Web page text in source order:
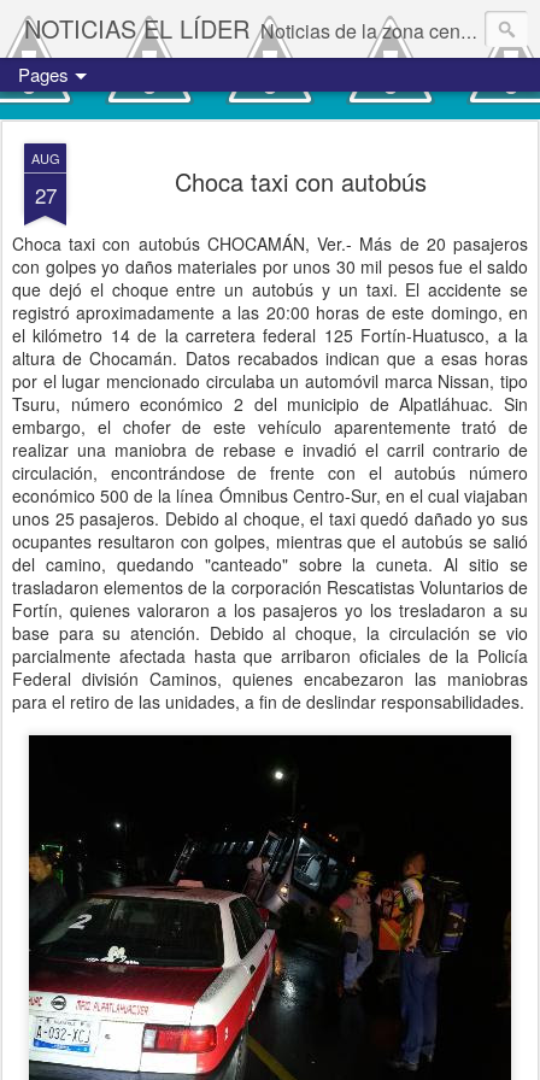
NOTICIAS EL LÍDER Noticias de la zona centro del estado de Veracruz.
Pages
AUG
27 Choca taxi con autobús
Choca taxi con autobús CHOCAMÁN, Ver.- Más de 20 pasajeros
con golpes yo daños materiales por unos 30 mil pesos fue el saldo
que dejó el choque entre un autobús y un taxi. El accidente se
registró aproximadamente a las 20:00 horas de este domingo, en
el kilómetro 14 de la carretera federal 125 Fortín-Huatusco, a la
altura de Chocamán. Datos recabados indican que a esas horas
por el lugar mencionado circulaba un automóvil marca Nissan, tipo
Tsuru, número económico 2 del municipio de Alpatláhuac. Sin
embargo, el chofer de este vehículo aparentemente trató de
realizar una maniobra de rebase e invadió el carril contrario de
circulación, encontrándose de frente con el autobús número
económico 500 de la línea Ómnibus Centro-Sur, en el cual viajaban
unos 25 pasajeros. Debido al choque, el taxi quedó dañado yo sus
ocupantes resultaron con golpes, mientras que el autobús se salió
del camino, quedando "canteado" sobre la cuneta. Al sitio se
trasladaron elementos de la corporación Rescatistas Voluntarios de
Fortín, quienes valoraron a los pasajeros yo los tresladaron a su
base para su atención. Debido al choque, la circulación se vio
parcialmente afectada hasta que arribaron oficiales de la Policía
Federal división Caminos, quienes encabezaron las maniobras
para el retiro de las unidades, a fin de deslindar responsabilidades.